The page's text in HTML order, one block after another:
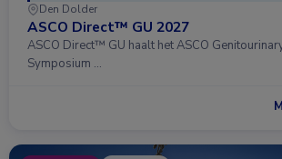
Den Dolder
ASCO Direct™ GU 2027
ASCO Direct™ GU haalt het ASCO
Symposium …